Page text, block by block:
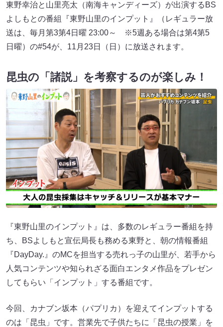
東野幸治と山里亮太（南海キャンディーズ）が出演するBS
よしもとの番組『東野山里のインプット』（レギュラー放
送は、毎月第3第4日曜 23:00～ ※5週ある場合は第4第5
日曜）の#54が、11月23日（日）に放送されます。
昆虫の「諸説」を考察するのが楽しみ！
『東野山里のインプット』は、多数のレギュラー番組を持
ち、BSよしもと宣伝局長も務める東野と、朝の情報番組
『DayDay.』のMCを担当する売れっ子の山里が、若手から
人気コンテンツや知られざる面白エンタメ作品をプレゼン
してもらい「インプット」する番組です。
今回、カナブン坂本（パプリカ）を迎えてインプットする
のは「昆虫」です。営業先で子供たちに「昆虫の授業」を